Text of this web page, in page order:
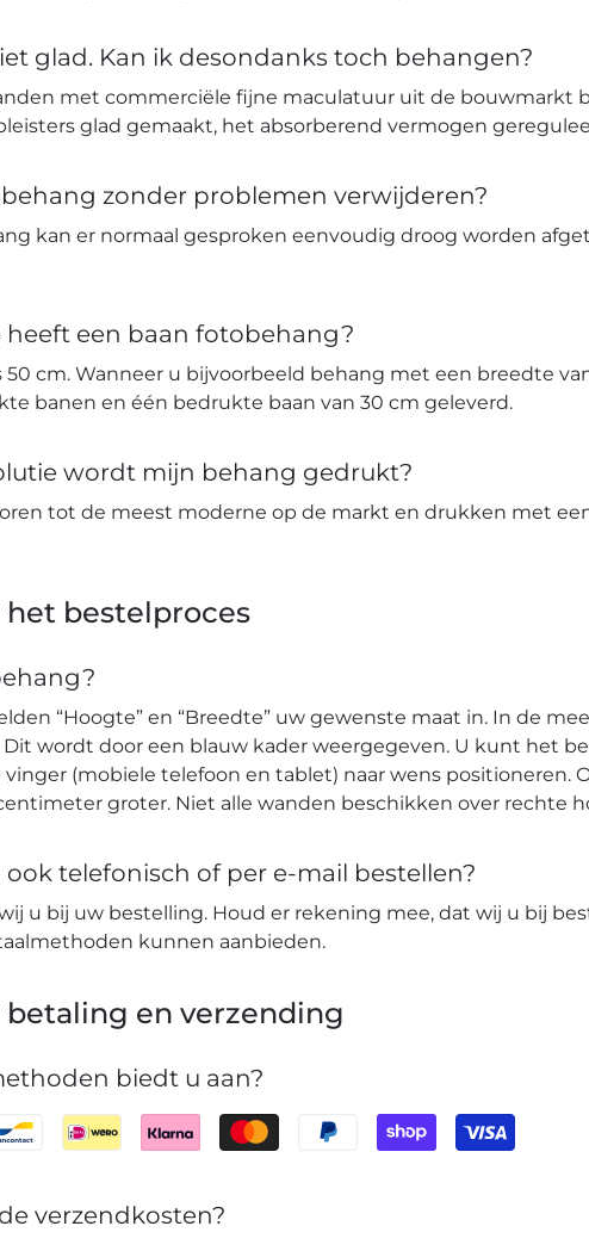
glad. Kan ik desondanks toch behangen?
met commerciële fijne maculatuur uit de bouwmarkt
glad gemaakt, het absorberend vermogen
zonder problemen verwijderen?
kan er normaal gesproken eenvoudig droog worden
heeft een baan fotobehang?
50 cm. Wanneer u bijvoorbeeld behang met een breedte
banen en één bedrukte baan van 30 cm geleverd.
wordt mijn behang gedrukt?
tot de meest moderne op de markt en drukken met
het bestelproces
“Hoogte” en “Breedte” uw gewenste maat in. In de
Dit wordt door een blauw kader weergegeven. U kunt het
(mobiele telefoon en tablet) naar wens positioneren.
groter. Niet alle wanden beschikken over rechte
telefonisch of per e-mail bestellen?
u bij uw bestelling. Houd er rekening mee, dat wij u bij
kunnen aanbieden.
betaling en verzending
biedt u aan?
verzendkosten?